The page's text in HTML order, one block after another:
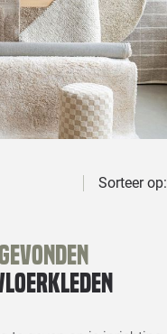
Sorteer op: